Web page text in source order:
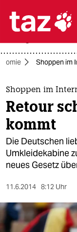

themen
politik
öko
gesellschaft
sport
berlin
Shoppen im
Shoppen im
Retour
kommt
Die Deutschen
Umkleidekabine
neues Gesetz
11.6.2014 8:12 Uhr